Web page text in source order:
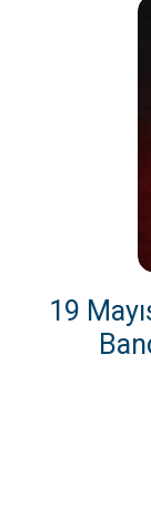
19